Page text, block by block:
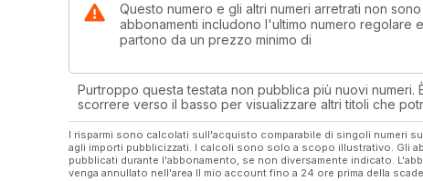
Questo numero e gli altri numeri arretrati non
abbonamenti includono l'ultimo numero regolare
partono da un prezzo minimo di
Purtroppo questa testata non pubblica più nuovi
scorrere verso il basso per visualizzare altri titoli che
I risparmi sono calcolati sull'acquisto comparabile di singoli numeri
agli importi pubblicizzati. I calcoli sono solo a scopo illustrativo. Gli
pubblicati durante l'abbonamento, se non diversamente indicato.
venga annullato nell'area Il mio account fino a 24 ore prima della